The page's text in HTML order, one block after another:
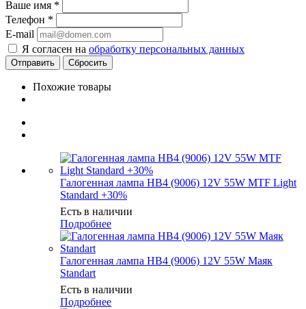
Ваше имя *
Телефон *
E-mail
Я согласен на обработку персональных данных
Сбросить
Похожие товары
Галогенная лампа HB4 (9006) 12V 55W MTF Light
Standard +30%
Есть в наличии
Подробнее
Галогенная лампа HB4 (9006) 12V 55W Маяк
Standart
Есть в наличии
Подробнее